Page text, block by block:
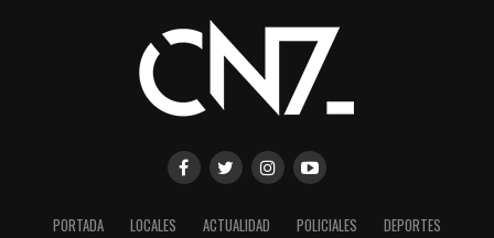
PORTADA LOCALES ACTUALIDAD POLICIALES DEPORTES